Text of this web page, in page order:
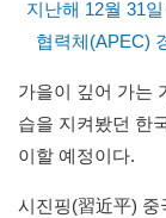
지난해 12월 31
협력체(APEC)
가을이 깊어 가는
습을 지켜봤던 한
이할 예정이다.
시진핑(習近平) 중